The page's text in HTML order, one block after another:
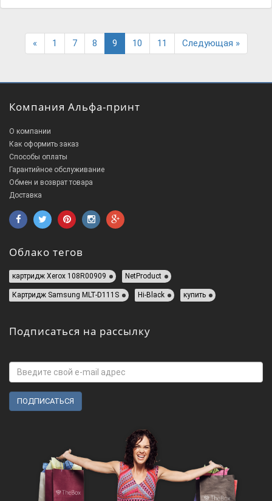
«Previous
1 7 8 9 10 11 Следующая »Next
Компания Альфа-принт
О компании
Как оформить заказ
Способы оплаты
Гарантийное обслуживание
Обмен и возврат товара
Доставка
Облако тегов
картридж Xerox 108R00909 NetProduct
Картридж Samsung MLT-D111S Hi-Black купить
Подписаться на рассылку